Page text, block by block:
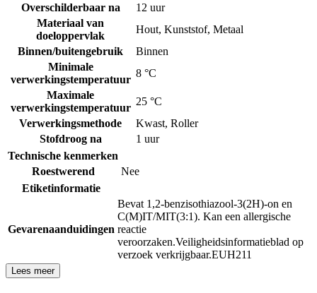
Overschilderbaar na
12 uur
Materiaal van
doeloppervlak
Hout, Kunststof, Metaal
Binnen/buitengebruik
Binnen
Minimale
verwerkingstemperatuur
8 °C
Maximale
verwerkingstemperatuur
25 °C
Verwerkingsmethode
Kwast, Roller
Stofdroog na
1 uur
Technische kenmerken
Roestwerend
Nee
Etiketinformatie
Gevarenaanduidingen
Bevat 1,2-benzisothiazool-3(2H)-on en
C(M)IT/MIT(3:1). Kan een allergische
reactie
veroorzaken.Veiligheidsinformatieblad op
verzoek verkrijgbaar.EUH211
Lees meer